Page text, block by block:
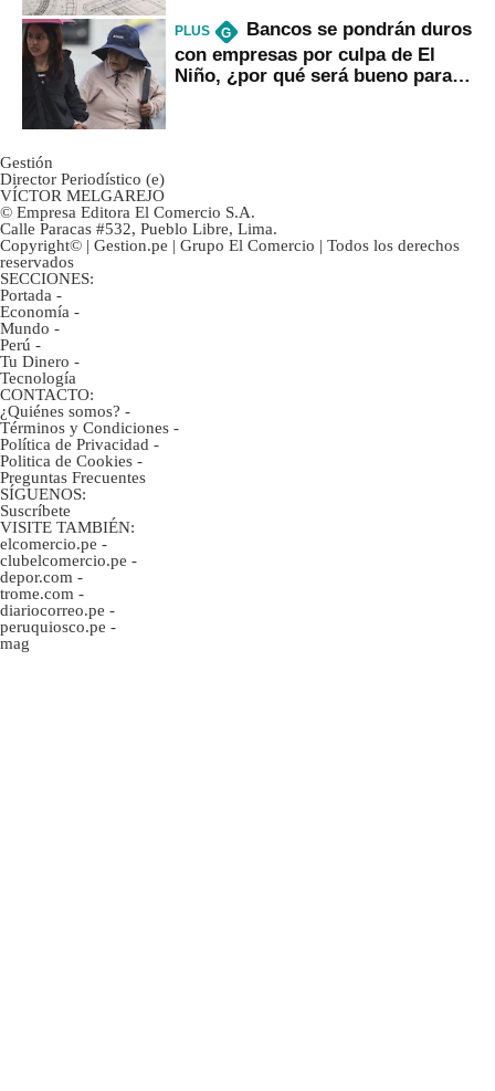
PLUS G
Bancos se pondrán duros
con empresas por culpa de El
Niño, ¿por qué será bueno para
Gestión
Director Periodístico (e)
VÍCTOR MELGAREJO
© Empresa Editora El Comercio S.A.
Calle Paracas #532, Pueblo Libre, Lima.
Copyright© | Gestion.pe | Grupo El Comercio | Todos los derechos
reservados
SECCIONES:
Portada -
Economía -
Mundo -
Perú -
Tu Dinero -
Tecnología
CONTACTO:
¿Quiénes somos? -
Términos y Condiciones -
Política de Privacidad -
Politica de Cookies -
Preguntas Frecuentes
SÍGUENOS:
Suscríbete
VISITE TAMBIÉN:
elcomercio.pe -
clubelcomercio.pe -
depor.com -
trome.com -
diariocorreo.pe -
peruquiosco.pe -
mag